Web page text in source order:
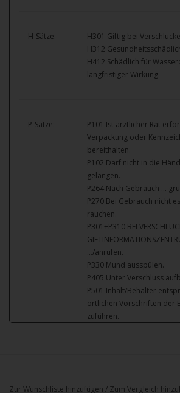
H-Sätze:
H301 Giftig bei
H312
H412 Schädlich für
langfristiger Wirkung.
P-Sätze:
P101 Ist ärztlicher Rat
Verpackung oder
bereithalten.
P102 Darf nicht in die
gelangen.
P264 Nach Gebrauch …
P270 Bei Gebrauch nicht
rauchen.
P301+P310 BEI
…/anrufen.
P330 Mund ausspülen.
P405 Unter Verschluss
P501 Inhalt/Behälter
örtlichen Vorschriften der
zuführen.
Zur Wunschliste hinzufügen / Zum Vergleich